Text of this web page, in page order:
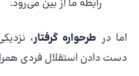
رابطه ما از بین می‌رود.
اما در طرحواره گرفتار،
دست دادن استقلال فردی